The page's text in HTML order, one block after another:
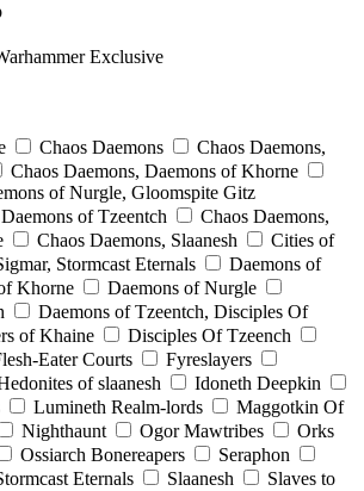
Exclusive
Chaos Daemons
Chaos Daemons,
Chaos Daemons, Daemons of Khorne
of Nurgle, Gloomspite Gitz
of Tzeentch
Chaos Daemons,
Chaos Daemons, Slaanesh
Cities of
Stormcast Eternals
Daemons of
Khorne
Daemons of Nurgle
Daemons of Tzeentch, Disciples Of
of Khaine
Disciples Of Tzeench
Eater Courts
Fyreslayers
of slaanesh
Idoneth Deepkin
Lumineth Realm-lords
Maggotkin Of
Nighthaunt Ogor Mawtribes
Orks
Ossiarch Bonereapers
Seraphon
Eternals Slaanesh
Slaves to